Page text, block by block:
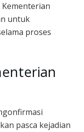
untuk
proses
pasca kejadian